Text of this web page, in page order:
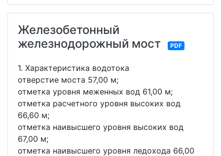
Железобетонный
железнодорожный мост
PDF
1. Характеристика водотока
отверстие моста 57,00 м;
отметка уровня меженных вод 61,00 м;
отметка расчетного уровня высоких вод
66,60 м;
отметка наивысшего уровня высоких вод
67,00 м;
отметка наивысшего уровня ледохода 66,00